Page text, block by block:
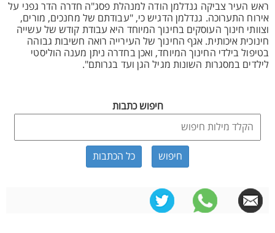
ראש העיר צביקה גנדלמן הודה למנהלת פסג"ה חדרה הדר גפני על
אירוח התערוכה. גנדלמן הדגיש כי, "עבודתם של מחנכים, מורים,
וצוותי חינוך העוסקים בחינוך המיוחד היא עבודת קודש של עשייה
חינוכית איכותית. אגף החינוך של העירייה רואה חשיבות גבוהה
בטיפול בילדי החינוך המיוחד, ואכן בחדרה ניתן מענה הוליסטי
לילדים במסגרות השונות מגיל הגן ועד בגרותם".
חיפוש כתבות
כל הכתבות